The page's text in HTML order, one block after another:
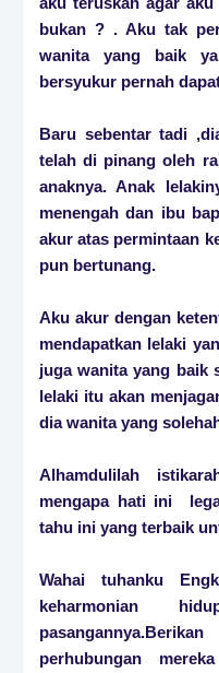
bukan ? . Aku tak
wanita yang baik
bersyukur pernah
Baru sebentar tadi
telah di pinang oleh
anaknya. Anak
menengah dan ibu
akur atas permintaan
pun bertunang.
Aku akur dengan
mendapatkan lelaki
juga wanita yang baik
lelaki itu akan
dia wanita yang
Alhamdulilah
mengapa hati ini
tahu ini yang terbaik
Wahai tuhanku
keharmonian
perhubungan